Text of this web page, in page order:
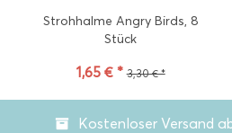
Strohhalme Angry Birds, 8
Stück
1,65 € * 3,30 € *
Kostenloser Versand